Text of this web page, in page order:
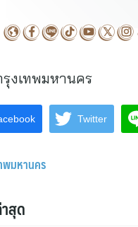
รุงเทพมหานคร
Twitter
พมหานคร
สุด